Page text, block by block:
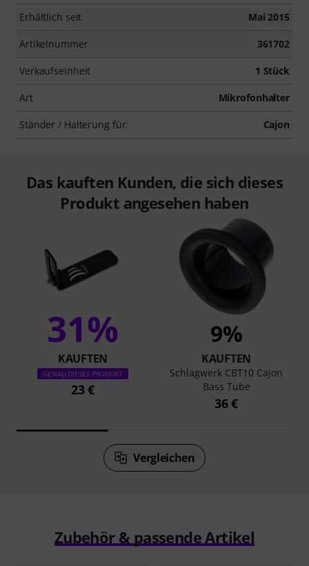
Erhältlich seit Mai 2015
Artikelnummer 361702
Verkaufseinheit 1 Stück
Art Mikrofonhalter
Ständer / Halterung für: Cajon
Das kauften Kunden, die sich dieses
Produkt angesehen haben
31%
KAUFTEN
GENAU DIESES PRODUKT
23 €
9%
KAUFTEN
Schlagwerk CBT10 Cajon
Bass Tube
36 €
Vergleichen
Zubehör & passende Artikel